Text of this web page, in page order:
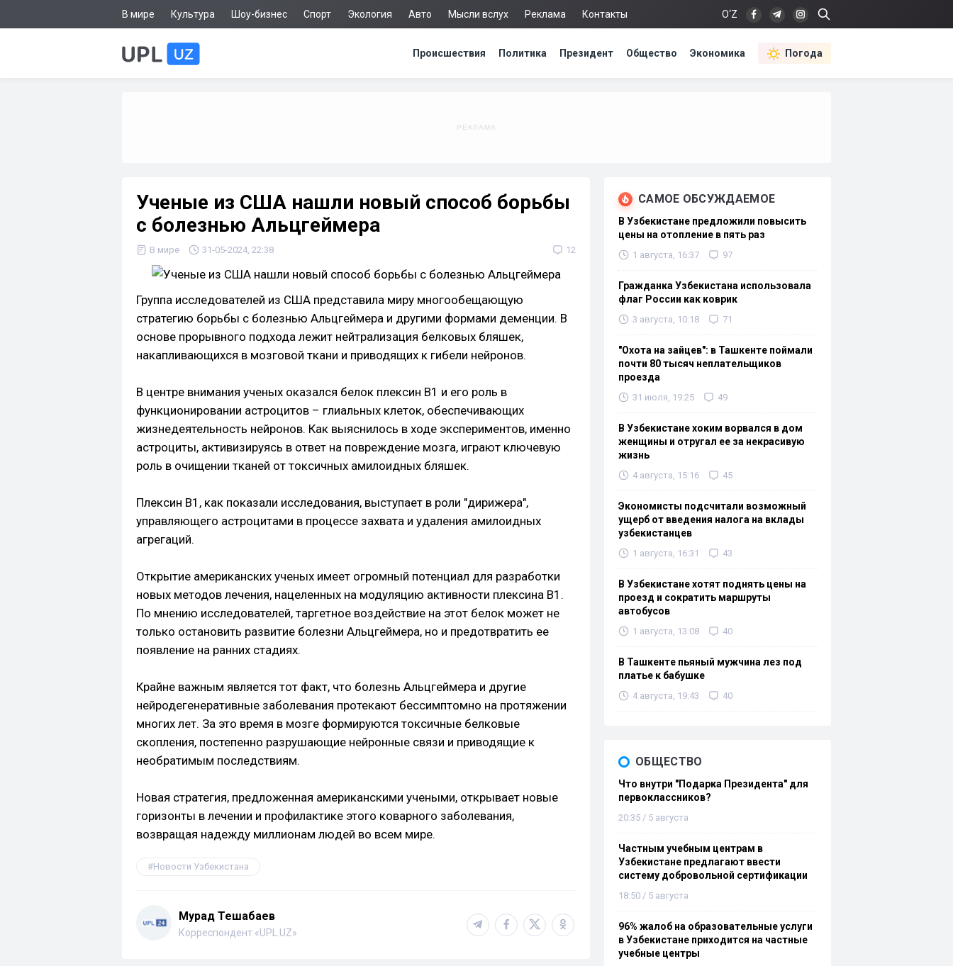
В мире Культура Шоу-бизнес Спорт Экология Авто Мысли вслух Реклама Контакты O‘Z
Происшествия Политика Президент Общество Экономика Погода
Ученые из США нашли новый способ борьбы
с болезнью Альцгеймера
В мире 31-05-2024, 22:38 12
Группа исследователей из США представила миру многообещающую
стратегию борьбы с болезнью Альцгеймера и другими формами деменции. В
основе прорывного подхода лежит нейтрализация белковых бляшек,
накапливающихся в мозговой ткани и приводящих к гибели нейронов.
В центре внимания ученых оказался белок плексин В1 и его роль в
функционировании астроцитов – глиальных клеток, обеспечивающих
жизнедеятельность нейронов. Как выяснилось в ходе экспериментов, именно
астроциты, активизируясь в ответ на повреждение мозга, играют ключевую
роль в очищении тканей от токсичных амилоидных бляшек.
Плексин В1, как показали исследования, выступает в роли "дирижера",
управляющего астроцитами в процессе захвата и удаления амилоидных
агрегаций.
Открытие американских ученых имеет огромный потенциал для разработки
новых методов лечения, нацеленных на модуляцию активности плексина В1.
По мнению исследователей, таргетное воздействие на этот белок может не
только остановить развитие болезни Альцгеймера, но и предотвратить ее
появление на ранних стадиях.
Крайне важным является тот факт, что болезнь Альцгеймера и другие
нейродегенеративные заболевания протекают бессимптомно на протяжении
многих лет. За это время в мозге формируются токсичные белковые
скопления, постепенно разрушающие нейронные связи и приводящие к
необратимым последствиям.
Новая стратегия, предложенная американскими учеными, открывает новые
горизонты в лечении и профилактике этого коварного заболевания,
возвращая надежду миллионам людей во всем мире.
Новости Узбекистана
Мурад Тешабаев
Корреспондент «UPL.UZ»
САМОЕ ОБСУЖДАЕМОЕ
В Узбекистане предложили повысить
цены на отопление в пять раз
1 августа, 16:37 97
Гражданка Узбекистана использовала
флаг России как коврик
3 августа, 10:18 71
"Охота на зайцев": в Ташкенте поймали
почти 80 тысяч неплательщиков
проезда
31 июля, 19:25 49
В Узбекистане хоким ворвался в дом
женщины и отругал ее за некрасивую
жизнь
4 августа, 15:16 45
Экономисты подсчитали возможный
ущерб от введения налога на вклады
узбекистанцев
1 августа, 16:31 43
В Узбекистане хотят поднять цены на
проезд и сократить маршруты
автобусов
1 августа, 13:08 40
В Ташкенте пьяный мужчина лез под
платье к бабушке
4 августа, 19:43 40
ОБЩЕСТВО
Что внутри "Подарка Президента" для
первоклассников?
20:35 / 5 августа
Частным учебным центрам в
Узбекистане предлагают ввести
систему добровольной сертификации
18:50 / 5 августа
96% жалоб на образовательные услуги
в Узбекистане приходится на частные
учебные центры